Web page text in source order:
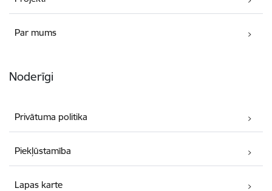
Par mums
Noderīgi
Privātuma politika
Piekļūstamība
Lapas karte